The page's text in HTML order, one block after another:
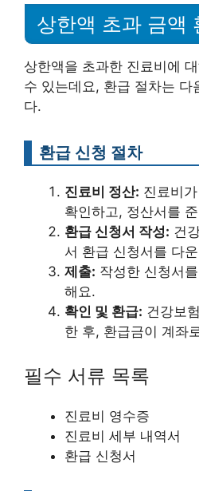
상한액 초과 금액
상한액을 초과한 진료비에
수 있는데요, 환급 절차는 다
다.
환급 신청 절차
진료비 정산: 진료비
확인하고, 정산서를
환급 신청서 작성: 건
서 환급 신청서를 다
제출: 작성한 신청서
해요.
확인 및 환급: 건강보
한 후, 환급금이 계좌
필수 서류 목록
진료비 영수증
진료비 세부 내역서
환급 신청서